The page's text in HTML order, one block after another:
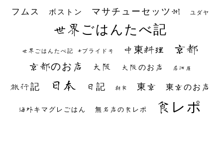
フムス ボストン マサチューセッツ州 ユダヤ
世界ごはんたべ記
世界ごはんたべ記 #プライド号 中東料理 京都
京都のお店 大阪 大阪のお店 居酒屋
旅行記 日本 日記 朝食 東京 東京のお店
海外キマグレごはん 無名店の食レポ 食レポ